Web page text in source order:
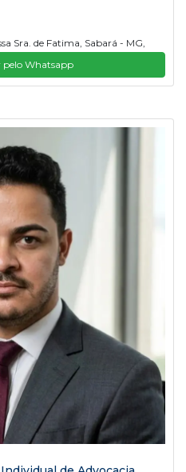
Sra. de Fatima, Sabará - MG,
Whatsapp